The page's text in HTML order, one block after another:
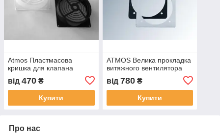
Atmos Пластмасова
кришка для клапана
від 470 ₴
Купити
ATMOS Велика прокладка
витяжного вентилятора
від 780₴
Купити
Про нас